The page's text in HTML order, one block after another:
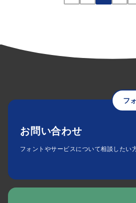
ー
フ
お問い合わせ
フォントやサービスについて相談したい